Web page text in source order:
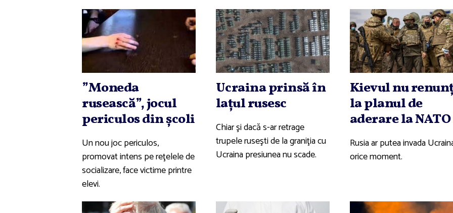
”Moneda
rusească”, jocul
periculos din şcoli
Un nou joc periculos,
promovat intens pe reţelele de
socializare, face victime printre
elevi.
Ucraina prinsă în
laţul rusesc
Chiar şi dacă s-ar retrage
trupele ruseşti de la graniţia cu
Ucraina presiunea nu scade.
Kievul nu
la planul de
aderare la NATO
Rusia ar putea invada
orice moment.